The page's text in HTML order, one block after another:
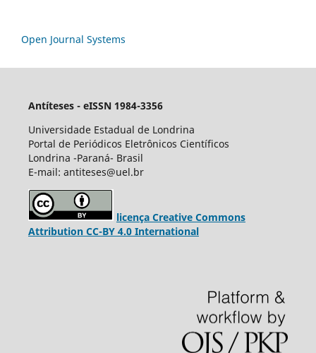
Open Journal Systems
Antíteses - eISSN 1984-3356
Universidade Estadual de Londrina
Portal de Periódicos Eletrônicos Científicos
Londrina -Paraná- Brasil
E-mail: antiteses@uel.br
licença Creative Commons
Attribution CC-BY 4.0 International